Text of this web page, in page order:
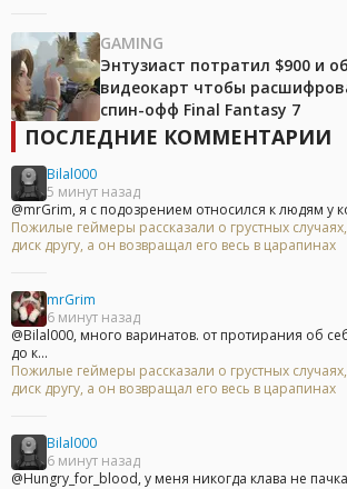
GAMING
Энтузиаст потратил $900 и
видеокарт чтобы
спин-офф Final Fantasy 7
ПОСЛЕДНИЕ КОММЕНТАРИИ
Bilal000
5 минут назад
@mrGrim, я с подозрением относился к людям у
Пожилые геймеры рассказали о грустных
диск другу, а он возвращал его весь в царапинах
mrGrim
6 минут назад
@Bilal000, много варинатов. от протирания об
до к...
Пожилые геймеры рассказали о грустных
диск другу, а он возвращал его весь в царапинах
Bilal000
6 минут назад
@Hungry_for_blood, у меня никогда клава не